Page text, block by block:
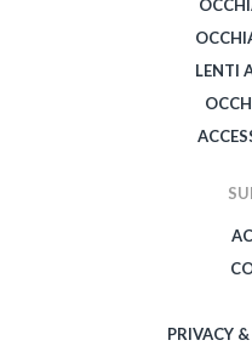
LENTI
PRIVACY